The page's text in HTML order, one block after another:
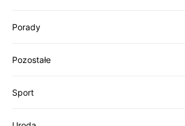
Porady
Pozostałe
Sport